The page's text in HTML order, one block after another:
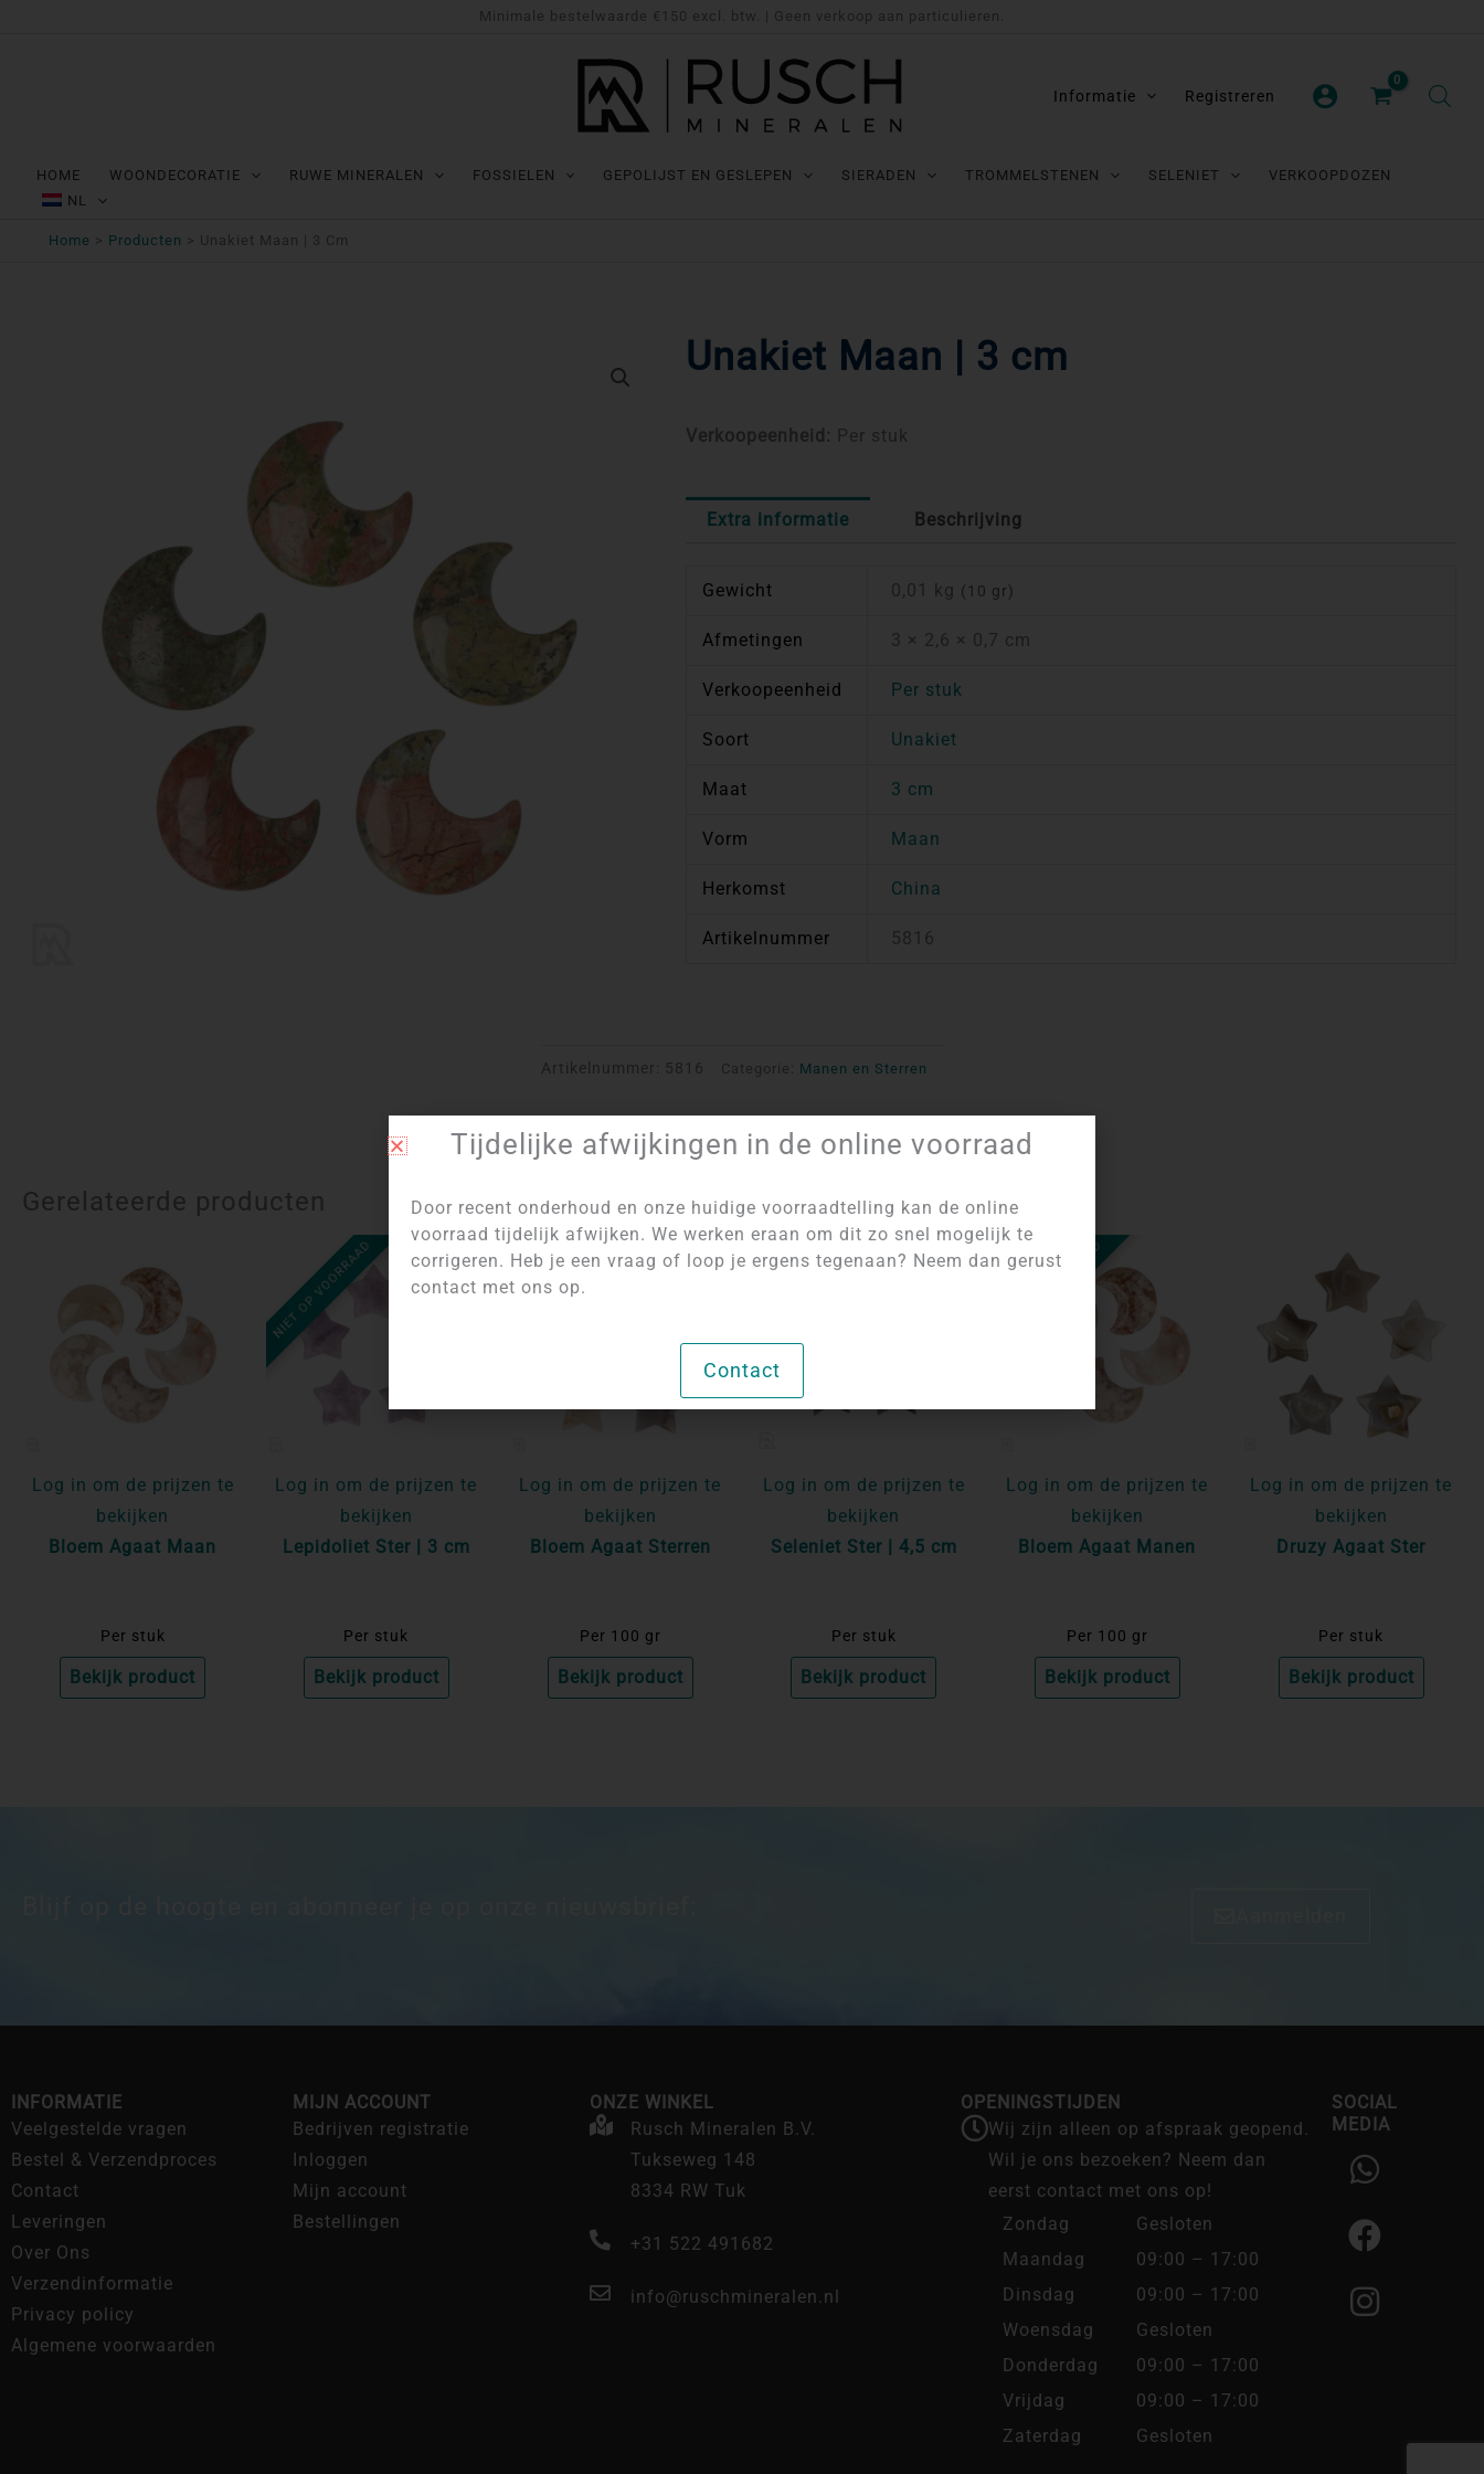
Minimale bestelwaarde €150 excl. btw. | Geen verkoop aan particulieren.
Informatie Registreren
HOME WOONDECORATIE RUWE MINERALEN FOSSIELEN GEPOLIJST EN GESLEPEN SIERADEN TROMMELSTENEN SELENIET
VERKOOPDOZEN
NL
Home Producten Unakiet Maan | 3 Cm
Unakiet Maan | 3 cm
Verkoopeenheid: Per stuk
Extra informatie Beschrijving
Gewicht 0,01 kg (10 gr)
Afmetingen 3 × 2,6 × 0,7 cm
Verkoopeenheid Per stuk
Soort Unakiet
Maat 3 cm
Vorm Maan
Herkomst China
Artikelnummer 5816
Artikelnummer: 5816 Categorie: Manen en Sterren
Gerelateerde producten
Log in om de prijzen te
bekijken
Bloem Agaat Maan
Per stuk
Bekijk product
NIET OP VOORRAAD
Log in om de prijzen te
bekijken
Lepidoliet Ster | 3 cm
Per stuk
Bekijk product
NIET OP VOORRAAD
Log in om de prijzen te
bekijken
Bloem Agaat Sterren
Per 100 gr
Bekijk product
Log in om de prijzen te
bekijken
Seleniet Ster | 4,5 cm
Per stuk
Bekijk product
NIET OP VOORRAAD
Log in om de prijzen te
bekijken
Bloem Agaat Manen
Per 100 gr
Bekijk product
Log in om de prijzen te
bekijken
Druzy Agaat Ster
Per stuk
Bekijk product
INFORMATIE
Veelgestelde vragen
Bestel & Verzendproces
Contact
Leveringen
Over Ons
Verzendinformatie
Privacy policy
Algemene voorwaarden
MIJN ACCOUNT
Bedrijven registratie
Inloggen
Mijn account
Bestellingen
ONZE WINKEL
Rusch Mineralen B.V.
Tukseweg 148
8334 RW Tuk
+31 522 491682
info@ruschmineralen.nl
OPENINGSTIJDEN
Wij zijn alleen op afspraak geopend.
Wil je ons bezoeken? Neem dan
eerst contact met ons op!
Zondag
Gesloten
Maandag
09:00 – 17:00
Dinsdag
09:00 – 17:00
Woensdag
Gesloten
Donderdag
09:00 – 17:00
Vrijdag
09:00 – 17:00
Zaterdag
Gesloten
SOCIAL
MEDIA
W
h
a
t
s
a
F
a
c
e
b
o
I
n
s
t
a
g
Tijdelijke afwijkingen in de online voorraad
Door recent onderhoud en onze huidige voorraadtelling kan de online
voorraad tijdelijk afwijken. We werken eraan om dit zo snel mogelijk te
corrigeren. Heb je een vraag of loop je ergens tegenaan? Neem dan gerust
contact met ons op.
Contact